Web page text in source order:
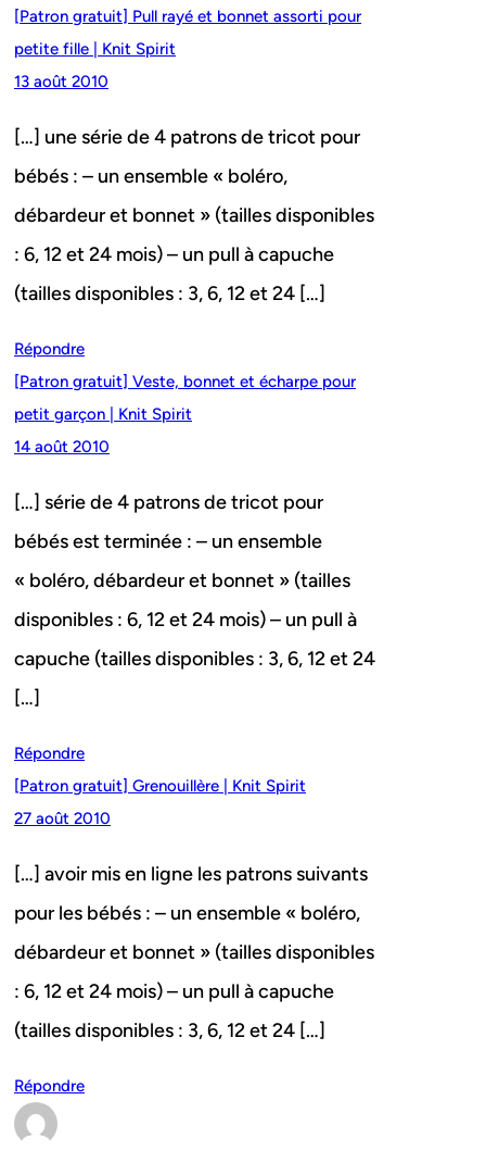
[Patron gratuit] Pull rayé et bonnet assorti pour
petite fille | Knit Spirit
13 août 2010
[…] une série de 4 patrons de tricot pour
bébés : – un ensemble « boléro,
débardeur et bonnet » (tailles disponibles
: 6, 12 et 24 mois) – un pull à capuche
(tailles disponibles : 3, 6, 12 et 24 […]
Répondre
[Patron gratuit] Veste, bonnet et écharpe pour
petit garçon | Knit Spirit
14 août 2010
[…] série de 4 patrons de tricot pour
bébés est terminée : – un ensemble
« boléro, débardeur et bonnet » (tailles
disponibles : 6, 12 et 24 mois) – un pull à
capuche (tailles disponibles : 3, 6, 12 et 24
[…]
Répondre
[Patron gratuit] Grenouillère | Knit Spirit
27 août 2010
[…] avoir mis en ligne les patrons suivants
pour les bébés : – un ensemble « boléro,
débardeur et bonnet » (tailles disponibles
: 6, 12 et 24 mois) – un pull à capuche
(tailles disponibles : 3, 6, 12 et 24 […]
Répondre